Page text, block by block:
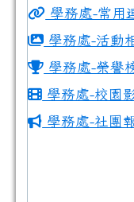
學務處-常用
學務處-活動
學務處-榮譽
學務處-校園
學務處-社團